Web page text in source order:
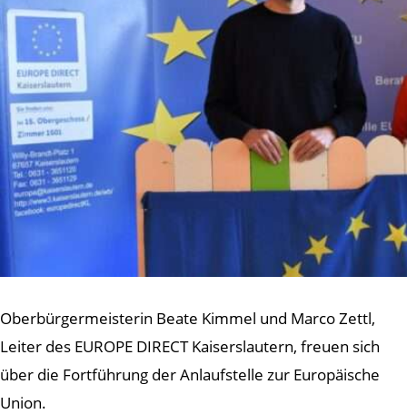
Oberbürgermeisterin Beate Kimmel und Marco Zettl,
Leiter des EUROPE DIRECT Kaiserslautern, freuen sich
über die Fortführung der Anlaufstelle zur Europäische
Union.